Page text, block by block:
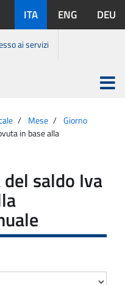
disponibili:
ITA ENG DEU
ai servizi
Apri
menu
Mese
Giorno
in base alla
saldo Iva